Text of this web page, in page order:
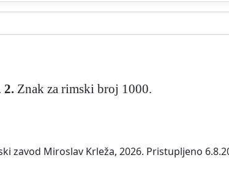
2. Znak za rimski broj 1000.
zavod Miroslav Krleža, 2026. Pristupljeno